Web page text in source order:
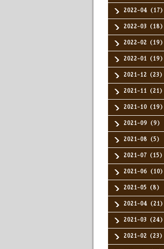
2022-04（17）
2022-03（18）
2022-02（19）
2022-01（19）
2021-12（23）
2021-11（21）
2021-10（19）
2021-09（9）
2021-08（5）
2021-07（15）
2021-06（10）
2021-05（8）
2021-04（21）
2021-03（24）
2021-02（23）